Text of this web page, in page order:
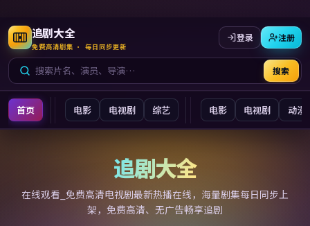
追剧大全
免费高清剧集 · 每日同步更新
搜索
登录 注册
首页 电影 电视剧 综艺 电影 电视剧 动漫
追剧大全
追剧大全
在线观看_免费高清电视剧最新热播在线，海量剧集每日同步上
架，免费高清、无广告畅享追剧